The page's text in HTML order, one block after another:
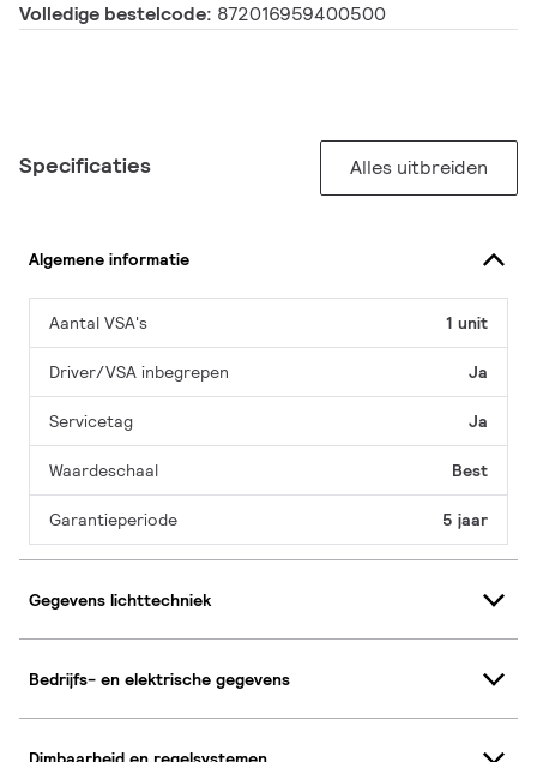
Volledige bestelcode: 872016959400500
Specificaties Alles uitbreiden
Algemene informatie
Aantal VSA's 1 unit
Driver/VSA inbegrepen Ja
Servicetag Ja
Waardeschaal Best
Garantieperiode 5 jaar
Gegevens lichttechniek
Bedrijfs- en elektrische gegevens